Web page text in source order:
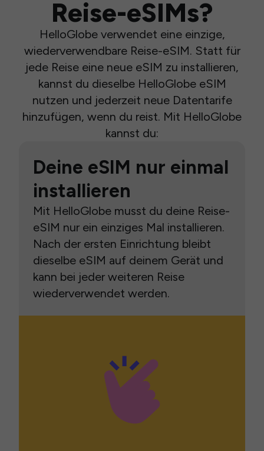
Reise-eSIMs?
HelloGlobe verwendet eine einzige,
wiederverwendbare Reise-eSIM. Statt für
jede Reise eine neue eSIM zu installieren,
kannst du dieselbe HelloGlobe eSIM
nutzen und jederzeit neue Datentarife
hinzufügen, wenn du reist. Mit HelloGlobe
kannst du:
Deine eSIM nur einmal
installieren
Mit HelloGlobe musst du deine Reise-
eSIM nur ein einziges Mal installieren.
Nach der ersten Einrichtung bleibt
dieselbe eSIM auf deinem Gerät und
kann bei jeder weiteren Reise
wiederverwendet werden.